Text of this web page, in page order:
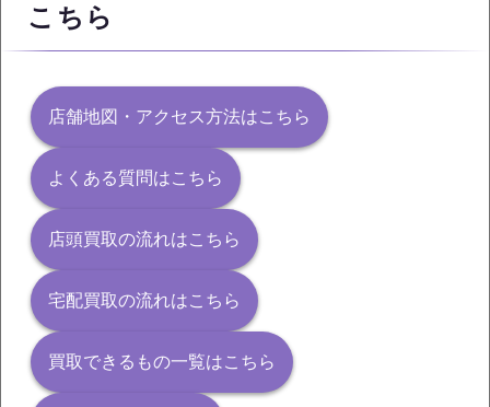
こちら
店舗地図・アクセス方法はこちら
よくある質問はこちら
店頭買取の流れはこちら
宅配買取の流れはこちら
買取できるもの一覧はこちら